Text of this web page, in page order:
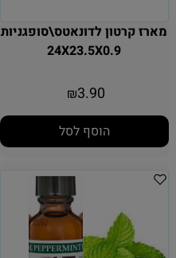
מארז קרטון לדונאטס\סופגניות
24X23.5X0.9
₪3.90
הוסף לסל